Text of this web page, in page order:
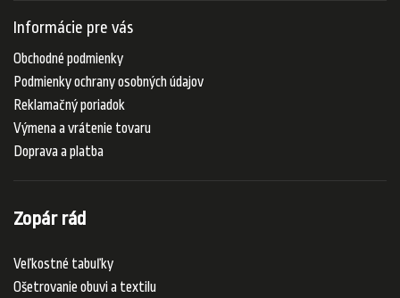
Informácie pre vás
Obchodné podmienky
Podmienky ochrany osobných údajov
Reklamačný poriadok
Výmena a vrátenie tovaru
Doprava a platba
Zopár rád
Veľkostné tabuľky
Ošetrovanie obuvi a textilu